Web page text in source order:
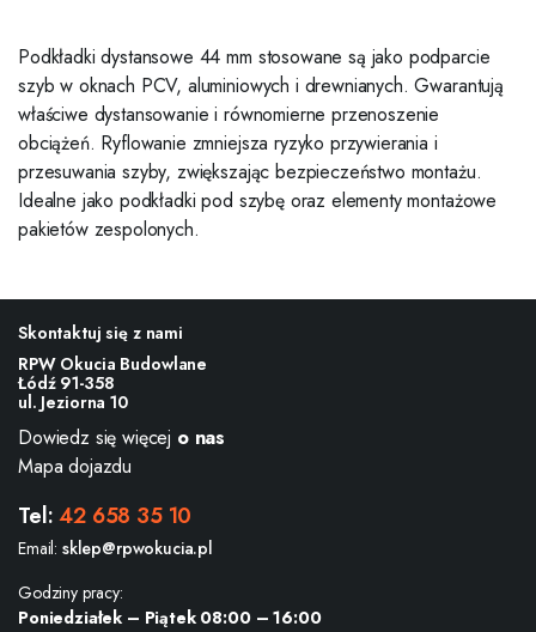
Podkładki dystansowe 44 mm stosowane są jako podparcie
szyb w oknach PCV, aluminiowych i drewnianych. Gwarantują
właściwe dystansowanie i równomierne przenoszenie
obciążeń. Ryflowanie zmniejsza ryzyko przywierania i
przesuwania szyby, zwiększając bezpieczeństwo montażu.
Idealne jako podkładki pod szybę oraz elementy montażowe
pakietów zespolonych.
Skontaktuj się z nami
RPW Okucia Budowlane
Łódź 91-358
ul. Jeziorna 10
Dowiedz się więcej o nas
Mapa dojazdu
Tel:42 658 35 10
Email: sklep@rpwokucia.pl
Godziny pracy:
Poniedziałek – Piątek 08:00 – 16:00